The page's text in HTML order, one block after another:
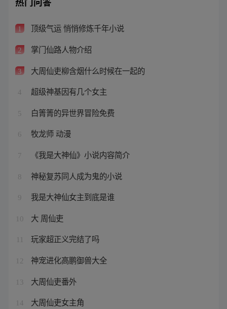
1 顶级气运 悄悄修炼千年小说
2 掌门仙路人物介绍
3 大周仙吏柳含烟什么时候在一起的
4 超级神基因有几个女主
5 白箐箐的异世界冒险免费
6 牧龙师 动漫
7 《我是大神仙》小说内容简介
8 神秘复苏同人成为鬼的小说
9 我是大神仙女主到底是谁
10 大 周仙吏
玩家超正义完结了吗
12 神宠进化高鹏御兽大全
13 大周仙吏番外
14 大周仙吏女主角